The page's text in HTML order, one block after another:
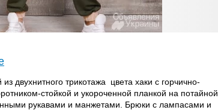
двухнитного трикотажа цвета хаки с горчично-
стойкой и укороченной планкой на потайной
рукавами и манжетами. Брюки с лампасами и